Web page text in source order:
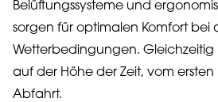
Belüftungssysteme und
sorgen für optimalen Komfort bei
Wetterbedingungen. Gleichzeitig
auf der Höhe der Zeit, vom ersten
Abfahrt.